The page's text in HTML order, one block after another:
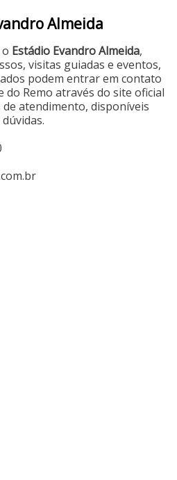
Almeida
Estádio Evandro Almeida,
visitas guiadas e eventos,
podem entrar em contato
do Remo através do site oficial
atendimento, disponíveis